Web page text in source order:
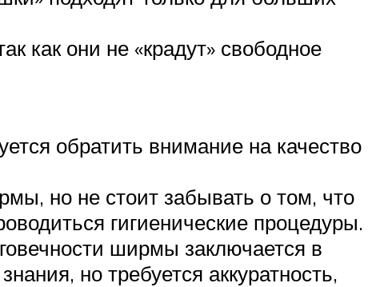
как они не «крадут» свободное
обратить внимание на качество
но не стоит забывать о том, что
гигиенические процедуры.
ширмы заключается в
но требуется аккуратность,